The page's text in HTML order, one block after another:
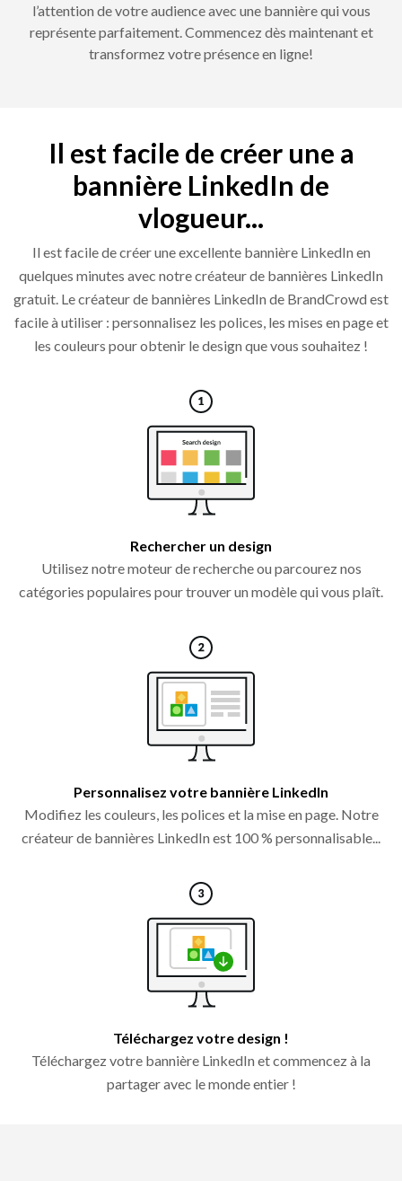
l’attention de votre audience avec une bannière qui vous
représente parfaitement. Commencez dès maintenant et
transformez votre présence en ligne!
Il est facile de créer une a
bannière LinkedIn de
vlogueur...
Il est facile de créer une excellente bannière LinkedIn en
quelques minutes avec notre créateur de bannières LinkedIn
gratuit. Le créateur de bannières LinkedIn de BrandCrowd est
facile à utiliser : personnalisez les polices, les mises en page et
les couleurs pour obtenir le design que vous souhaitez !
Rechercher un design
Utilisez notre moteur de recherche ou parcourez nos
catégories populaires pour trouver un modèle qui vous plaît.
Personnalisez votre bannière LinkedIn
Modifiez les couleurs, les polices et la mise en page. Notre
créateur de bannières LinkedIn est 100 % personnalisable...
Téléchargez votre design !
Téléchargez votre bannière LinkedIn et commencez à la
partager avec le monde entier !